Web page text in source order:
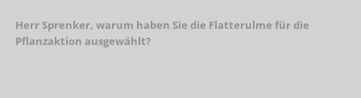
Herr Sprenker, warum haben Sie die Flatterulme für die
Pflanzaktion ausgewählt?